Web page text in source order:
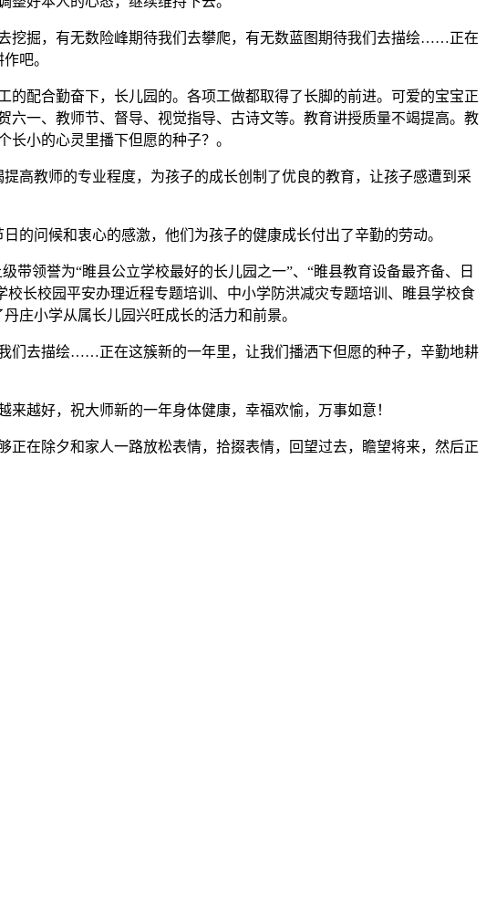
掘，有无数险峰期待我们去攀爬，有无数蓝图期待我们去描绘……正在
吧。
配合勤奋下，长儿园的。各项工做都取得了长脚的前进。可爱的宝宝正
一、教师节、督导、视觉指导、古诗文等。教育讲授质量不竭提高。教
小的心灵里播下但愿的种子？。
教师的专业程度，为孩子的成长创制了优良的教育，让孩子感遭到采
问候和衷心的感激，他们为孩子的健康成长付出了辛勤的劳动。
领誉为“睢县公立学校最好的长儿园之一”、“睢县教育设备最齐备、日
长校园平安办理近程专题培训、中小学防洪减灾专题培训、睢县学校食
庄小学从属长儿园兴旺成长的活力和前景。
去描绘……正在这簇新的一年里，让我们播洒下但愿的种子，辛勤地耕
越好，祝大师新的一年身体健康，幸福欢愉，万事如意！
在除夕和家人一路放松表情，拾掇表情，回望过去，瞻望将来，然后正